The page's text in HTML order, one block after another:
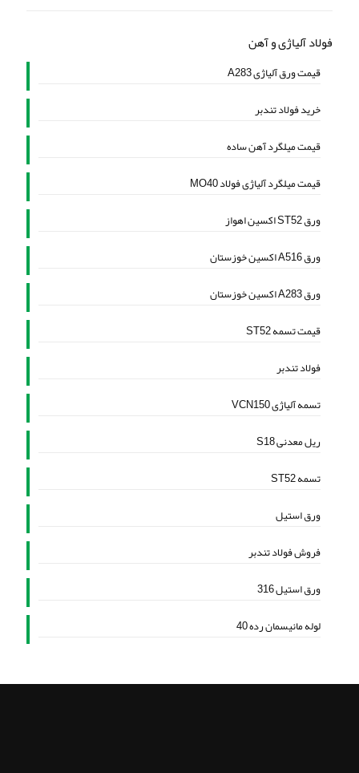
فولاد آلیاژی و آهن
قیمت ورق آلیاژی A283
خرید فولاد تندبر
قیمت میلگرد آهن ساده
قیمت میلگرد آلیاژی فولاد MO40
ورق ST52 اکسین اهواز
ورق A516 اکسین خوزستان
ورق A283 اکسین خوزستان
قیمت تسمه ST52
فولاد تندبر
تسمه آلیاژی VCN150
ریل معدنی S18
تسمه ST52
ورق استیل
فروش فولاد تندبر
ورق استیل 316
لوله مانیسمان رده 40